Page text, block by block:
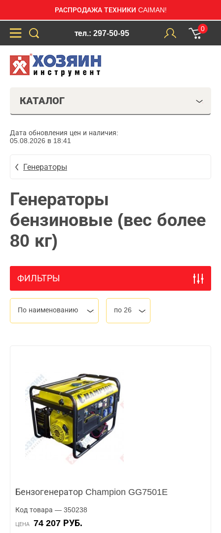
РАСПРОДАЖА ТЕХНИКИ CAIMAN!
тел.: 297-50-95
0
КАТАЛОГ
Дата обновления цен и наличия:
05.08.2026 в 18:41
Генераторы
Генераторы
бензиновые (вес более
80 кг)
ФИЛЬТРЫ
По наименованию по 26
Бензогенератор Champion GG7501E
Код товара — 350238
ЦЕНА 74 207 РУБ.